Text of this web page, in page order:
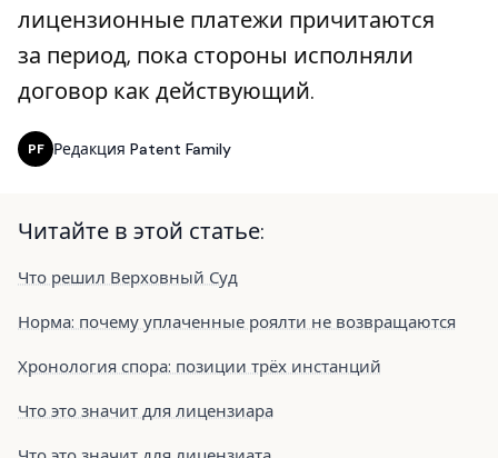
лицензионные платежи причитаются
за период, пока стороны исполняли
договор как действующий.
PF Редакция Patent Family
Читайте в этой статье:
Что решил Верховный Суд
Норма: почему уплаченные роялти не возвращаются
Хронология спора: позиции трёх инстанций
Что это значит для лицензиара